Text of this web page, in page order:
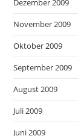
Dezember 2009
November 2009
Oktober 2009
September 2009
August 2009
Juli 2009
Juni 2009